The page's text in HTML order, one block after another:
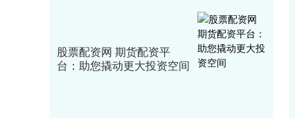
股票配资网 期货配资平
台：助您撬动更大投资空间